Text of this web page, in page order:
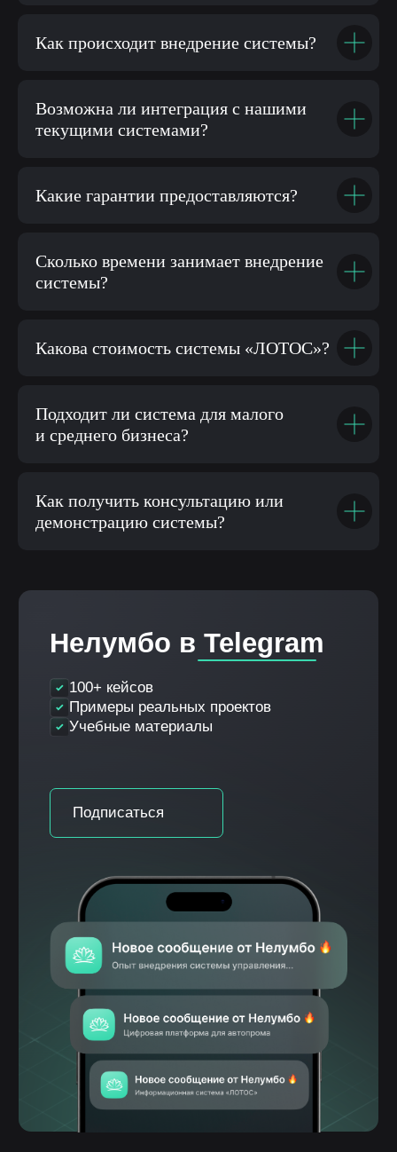
Как происходит внедрение системы?
Возможна ли интеграция с нашими
текущими системами?
Какие гарантии предоставляются?
Сколько времени занимает внедрение
системы?
Какова стоимость системы «ЛОТОС»?
Подходит ли система для малого
и среднего бизнеса?
Как получить консультацию или
демонстрацию системы?